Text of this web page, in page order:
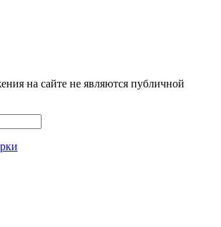
на сайте не являются публичной